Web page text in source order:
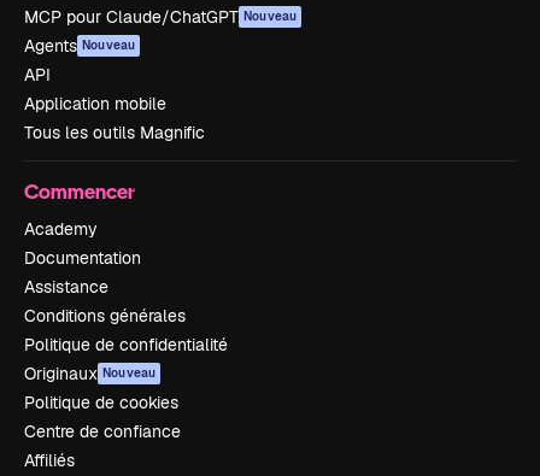
MCP pour Claude/ChatGPT Nouveau
Agents Nouveau
API
Application mobile
Tous les outils Magnific
Commencer
Academy
Documentation
Assistance
Conditions générales
Politique de confidentialité
Originaux Nouveau
Politique de cookies
Centre de confiance
Affiliés